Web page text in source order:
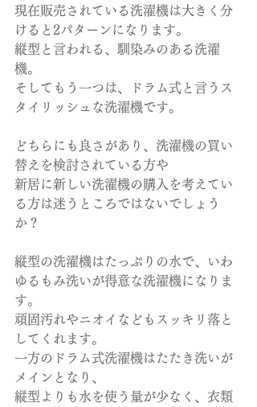
現在販売されている洗濯機は大きく分
けると2パターンになります。
縦型と言われる、馴染みのある洗濯
機。
そしてもう一つは、ドラム式と言うス
タイリッシュな洗濯機です。
どちらにも良さがあり、洗濯機の買い
替えを検討されている方や
新居に新しい洗濯機の購入を考えてい
る方は迷うところではないでしょう
か？
縦型の洗濯機はたっぷりの水で、いわ
ゆるもみ洗いが得意な洗濯機になりま
す。
頑固汚れやニオイなどもスッキリ落と
してくれます。
一方のドラム式洗濯機はたたき洗いが
メインとなり、
縦型よりも水を使う量が少なく、衣類